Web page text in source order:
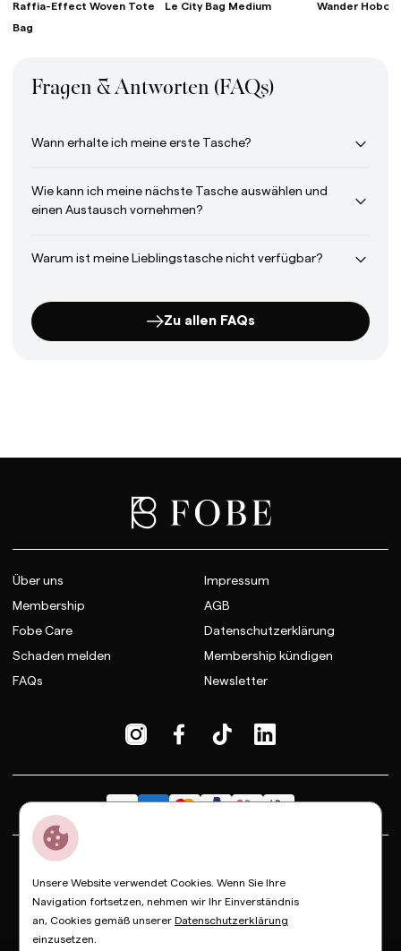
Raffia-Effect Woven Tote
Bag
Le City Bag Medium Wander Hobo
Fragen & Antworten (FAQs)
Wann erhalte ich meine erste Tasche?
Wie kann ich meine nächste Tasche auswählen und
einen Austausch vornehmen?
Warum ist meine Lieblingstasche nicht verfügbar?
Zu allen FAQs
Über uns
Membership
Fobe Care
Schaden melden
FAQs
Impressum
AGB
Datenschutzerklärung
Membership kündigen
Newsletter
Dior
Saint Laurent
Prada Balenciaga Loewe
© Copyright FOBE, 2026
Unsere Website verwendet Cookies. Wenn Sie Ihre
Navigation fortsetzen, nehmen wir Ihr Einverständnis
an, Cookies gemäß unserer Datenschutzerklärung
einzusetzen.